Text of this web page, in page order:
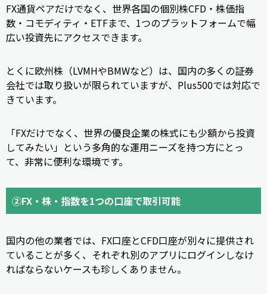
FX通貨ペアだけでなく、世界各国の個別株CFD・株価指
数・コモディティ・ETFまで、1つのプラットフォームで幅
広い投資先にアクセスできます。
とくに欧州株（LVMHやBMWなど）は、国内の多くの証券
会社では取り扱いが限られていますが、Plus500では対応で
きています。
「FXだけでなく、世界の優良企業の株式にも少額から投資
してみたい」という多角的な運用ニーズを持つ方にとっ
て、非常に便利な環境です。
②FX・株・指数を1つの口座で取引可能
国内の他の業者では、FX口座とCFD口座が別々に提供され
ていることが多く、それぞれ別のアプリにログインしなけ
ればならないケースも珍しくありません。